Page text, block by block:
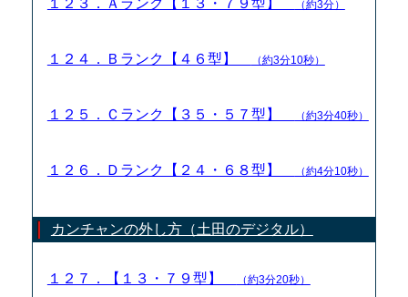
（約3分）
１２４．Ｂランク【４６型】 （約3分10秒）
１２５．Ｃランク【３５・５７型】 （約3分40秒）
１２６．Ｄランク【２４・６８型】 （約4分10秒）
カンチャンの外し方（土田のデジタル）
１２７．【１３・７９型】 （約3分20秒）